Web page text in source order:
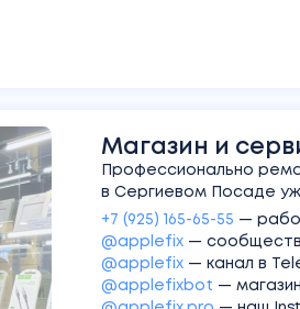
Магазин и
Профессионально
в Сергиевом Посаде
+7 (925) 165-65-55 —
@applefix —
@applefix — канал в
@applefixbot —